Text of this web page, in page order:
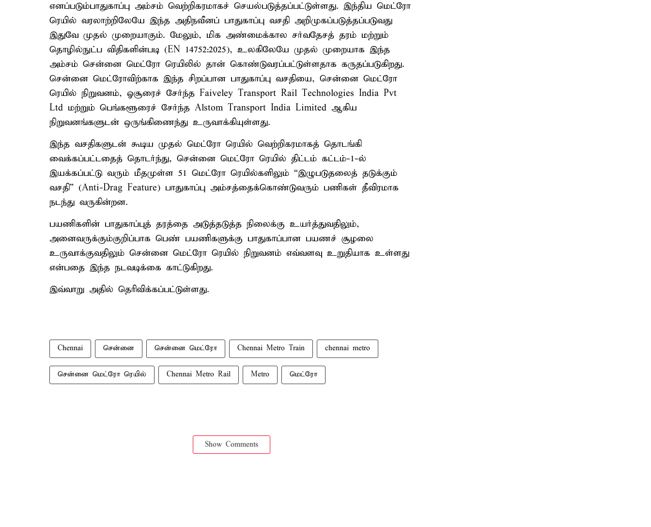
எனப்படும்பாதுகாப்பு அம்சம் வெற்றிகரமாகச் செயல்படுத்தப்பட்டுள்ளது. இந்திய மெட்ரோ
ரெயில் வரலாற்றிலேயே இந்த அதிநவீனப் பாதுகாப்பு வசதி அறிமுகப்படுத்தப்படுவது
இதுவே முதல் முறையாகும். மேலும், மிக அண்மைக்கால சர்வதேசத் தரம் மற்றும்
தொழில்நுட்ப விதிகளின்படி (EN 14752:2025), உலகிலேயே முதல் முறையாக இந்த
அம்சம் சென்னை மெட்ரோ ரெயிலில் தான் கொண்டுவரப்பட்டுள்ளதாக கருதப்படுகிறது.
சென்னை மெட்ரோவிற்காக இந்த சிறப்பான பாதுகாப்பு வசதியை, சென்னை மெட்ரோ
ரெயில் நிறுவனம், ஓசூரைச் சேர்ந்த Faiveley Transport Rail Technologies India Pvt
Ltd மற்றும் பெங்களூரைச் சேர்ந்த Alstom Transport India Limited ஆகிய
நிறுவனங்களுடன் ஒருங்கிணைந்து உருவாக்கியுள்ளது.
இந்த வசதிகளுடன் கூடிய முதல் மெட்ரோ ரெயில் வெற்றிகரமாகத் தொடங்கி
வைக்கப்பட்டதைத் தொடர்ந்து, சென்னை மெட்ரோ ரெயில் திட்டம் கட்டம்-1-ல்
இயக்கப்பட்டு வரும் மீதமுள்ள 51 மெட்ரோ ரெயில்களிலும் “இழுபடுதலைத் தடுக்கும்
வசதி” (Anti-Drag Feature) பாதுகாப்பு அம்சத்தைக்கொண்டுவரும் பணிகள் தீவிரமாக
நடந்து வருகின்றன.
பயணிகளின் பாதுகாப்புத் தரத்தை அடுத்தடுத்த நிலைக்கு உயர்த்துவதிலும்,
அனைவருக்கும்குறிப்பாக பெண் பயணிகளுக்கு பாதுகாப்பான பயணச் சூழலை
உருவாக்குவதிலும் சென்னை மெட்ரோ ரெயில் நிறுவனம் எவ்வளவு உறுதியாக உள்ளது
என்பதை இந்த நடவடிக்கை காட்டுகிறது.
இவ்வாறு அதில் தெரிவிக்கப்பட்டுள்ளது.
Chennai சென்னை சென்னை மெட்ரோ Chennai Metro Train chennai metro
சென்னை மெட்ரோ ரெயில் Chennai Metro Rail Metro மெட்ரோ
Show Comments